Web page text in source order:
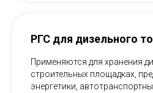
РГС для дизельного
Применяются для хранения
строительных площадках,
энергетики,